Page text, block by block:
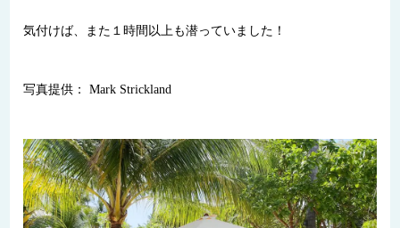
気付けば、また１時間以上も潜っていました！
写真提供： Mark Strickland